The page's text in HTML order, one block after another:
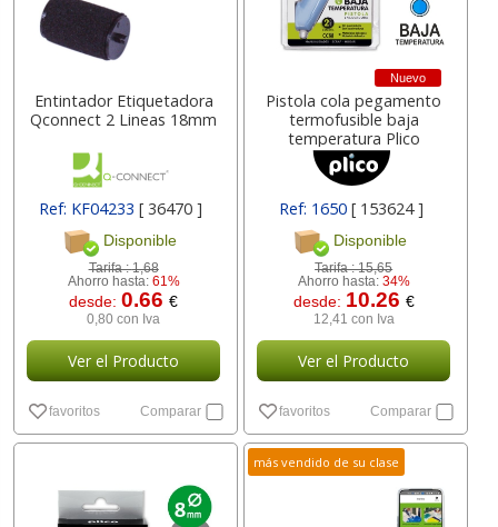
Entintador Etiquetadora
Qconnect 2 Lineas 18mm
Ref: KF04233 [ 36470 ]
Disponible
Tarifa :1,68
Ahorro hasta: 61%
desde:0.66€
0,80 con Iva
Ver el Producto
favoritos Comparar
Nuevo
Pistola cola pegamento
termofusible baja
temperatura Plico
Ref: 1650 [ 153624 ]
Disponible
Tarifa :15,65
Ahorro hasta: 34%
desde: 10.26 €
12,41 con Iva
Ver el Producto
favoritos Comparar
más vendido de su clase